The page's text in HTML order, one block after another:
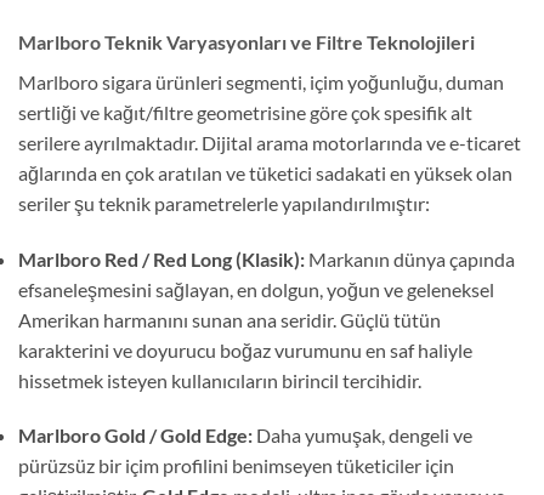
Marlboro Teknik Varyasyonları ve Filtre Teknolojileri
Marlboro sigara ürünleri segmenti, içim yoğunluğu, duman
sertliği ve kağıt/filtre geometrisine göre çok spesifik alt
serilere ayrılmaktadır. Dijital arama motorlarında ve e-ticaret
ağlarında en çok aratılan ve tüketici sadakati en yüksek olan
seriler şu teknik parametrelerle yapılandırılmıştır:
Marlboro Red / Red Long (Klasik): Markanın dünya çapında
efsaneleşmesini sağlayan, en dolgun, yoğun ve geleneksel
Amerikan harmanını sunan ana seridir. Güçlü tütün
karakterini ve doyurucu boğaz vurumunu en saf haliyle
hissetmek isteyen kullanıcıların birincil tercihidir.
Marlboro Gold / Gold Edge: Daha yumuşak, dengeli ve
pürüzsüz bir içim profilini benimseyen tüketiciler için